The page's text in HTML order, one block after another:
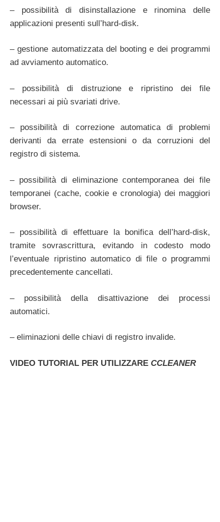
– possibilità di disinstallazione e rinomina delle
applicazioni presenti sull’hard-disk.
– gestione automatizzata del booting e dei programmi
ad avviamento automatico.
– possibilità di distruzione e ripristino dei file
necessari ai più svariati drive.
– possibilità di correzione automatica di problemi
derivanti da errate estensioni o da corruzioni del
registro di sistema.
– possibilità di eliminazione contemporanea dei file
temporanei (cache, cookie e cronologia) dei maggiori
browser.
– possibilità di effettuare la bonifica dell’hard-disk,
tramite sovrascrittura, evitando in codesto modo
l’eventuale ripristino automatico di file o programmi
precedentemente cancellati.
– possibilità della disattivazione dei processi
automatici.
– eliminazioni delle chiavi di registro invalide.
VIDEO TUTORIAL PER UTILIZZARE CCLEANER